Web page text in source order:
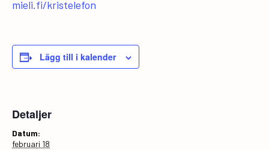
mieli.fi/kristelefon
Lägg till i kalender
Detaljer
Datum:
februari 18